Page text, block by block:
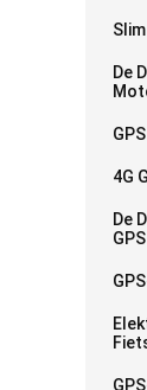
De
4G
De
GPS